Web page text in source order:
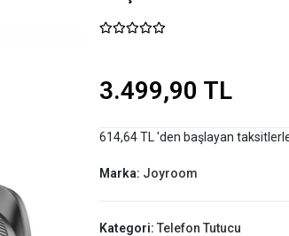
3.499,90 TL
614,64 TL 'den başlayan
Marka: Joyroom
Kategori: Telefon Tutucu